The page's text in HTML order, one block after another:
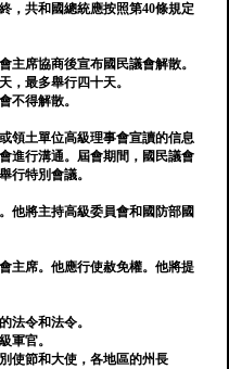
，共和國總統應按照第40條規定
主席協商後宣布國民議會解散。
，最多舉行四十天。
不得解散。
領土單位高級理事會宣讀的信息
進行溝通。屆會期間，國民議會
行特別會議。
他將主持高級委員會和國防部國
主席。他應行使赦免權。他將提
法令和法令。
軍官。
使節和大使，各地區的州長